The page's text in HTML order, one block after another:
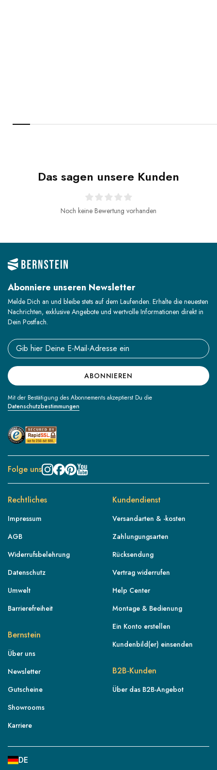
Das sagen unsere Kunden
Noch keine Bewertung vorhanden
Abonniere unseren Newsletter
Melde Dich an und bleibe stets auf dem Laufenden. Erhalte die neuesten
Nachrichten, exklusive Angebote und wertvolle Informationen direkt in
Dein Postfach.
Email address
ABONNIEREN
Mit der Bestätigung des Abonnements akzeptierst Du die
Datenschutzbestimmungen
Folge uns
Rechtliches
Impressum
AGB
Widerrufsbelehrung
Datenschutz
Umwelt
Barrierefreiheit
Bernstein
Über uns
Newsletter
Gutscheine
Showrooms
Karriere
Kundendienst
Versandarten & -kosten
Zahlungungsarten
Rücksendung
Vertrag widerrufen
Help Center
Montage & Bedienung
Ein Konto erstellen
Kundenbild(er) einsenden
B2B-Kunden
Über das B2B-Angebot
DE
AT
CH
FR
IT